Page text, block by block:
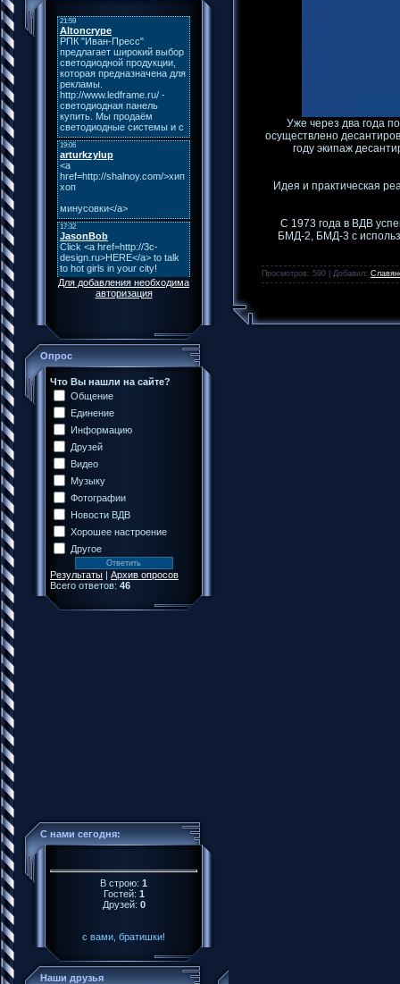
Для добавления необходима
авторизация
Опрос
Что Вы нашли на сайте?
Общение
Единение
Информацию
Друзей
Видео
Музыку
Фотографии
Новости ВДВ
Хорошее настроение
Другое
Результаты | Архив опросов
Всего ответов: 46
С нами сегодня:
В строю: 1
Гостей: 1
Друзей: 0
с вами, братишки!
Наши друзья
Уже через два года
осуществлено
году экипаж
Идея и практическая
С 1973 года в ВДВ
БМД-2, БМД-3 с
Просмотров: 590 | Добавил: